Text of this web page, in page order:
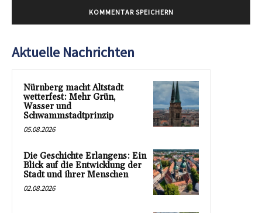
Aktuelle Nachrichten
Nürnberg macht Altstadt
wetterfest: Mehr Grün,
Wasser und
Schwammstadtprinzip
05.08.2026
Die Geschichte Erlangens: Ein
Blick auf die Entwicklung der
Stadt und ihrer Menschen
02.08.2026